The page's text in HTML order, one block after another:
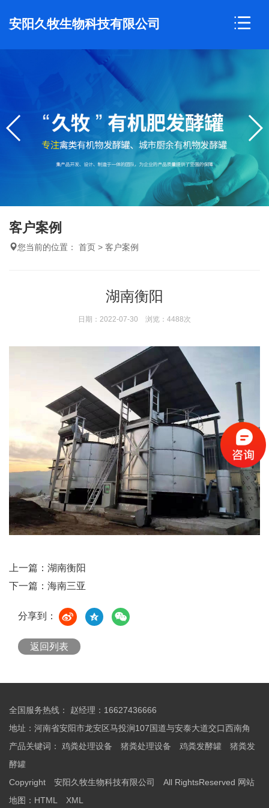
安阳久牧生物科技有限公司
客户案例
您当前的位置： 首页 > 客户案例
湖南衡阳
日期：2022-07-30 浏览：4488次
上一篇： 湖南衡阳
下一篇： 海南三亚
分享到：
返回列表
全国服务热线： 赵经理：16627436666
地址：河南省安阳市龙安区马投涧107国道与安泰大道交口西南角
产品关键词： 鸡粪处理设备 猪粪处理设备 鸡粪发酵罐
猪粪发
酵罐
Copyright 安阳久牧生物科技有限公司 All RightsReserved 网站
地图： HTML XML